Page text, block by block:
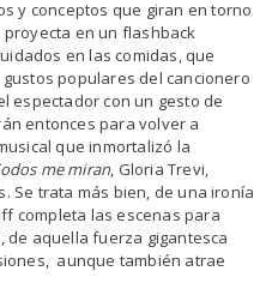
y conceptos que giran en torno
en un flashback
en las comidas, que
populares del cancionero
espectador con un gesto de
entonces para volver a
que inmortalizó la
me miran, Gloria Trevi,
Se trata más bien, de una ironía
completa las escenas para
de aquella fuerza gigantesca
aunque también atrae